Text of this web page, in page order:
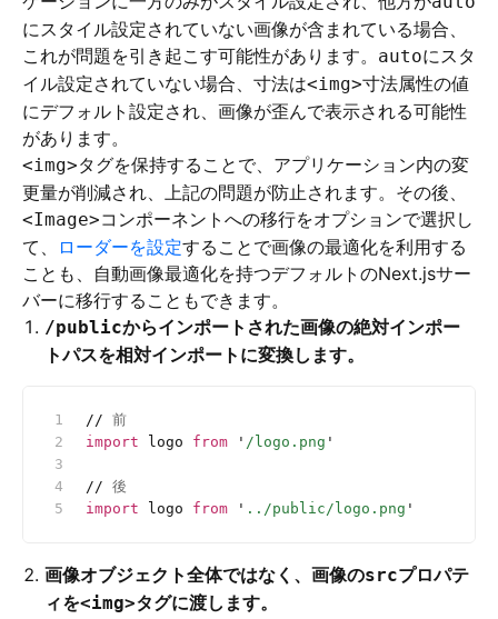
にスタイル設定されていない画像が含まれている場合、
これが問題を引き起こす可能性があります。 autoにスタ
イル設定されていない場合、寸法は<img>寸法属性の値
にデフォルト設定され、画像が歪んで表示される可能性
があります。
<img>タグを保持することで、アプリケーション内の変
更量が削減され、上記の問題が防止されます。その後、
<Image>コンポーネントへの移行をオプションで選択し
て、
ローダーを設定することで画像の最適化を利用する
ことも、自動画像最適化を持つデフォルトのNext.jsサー
バーに移行することもできます。
/publicからインポートされた画像の絶対インポー
トパスを相対インポートに変換します。
// 前
import logo from ' /logo.png '
// 後
import logo from ' ../public/logo.png '
画像オブジェクト全体ではなく、画像のsrcプロパテ
ィを<img>タグに渡します。